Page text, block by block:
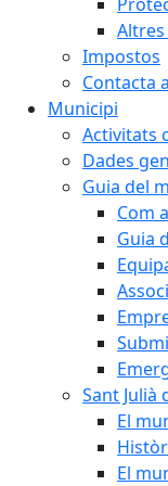
Impostos
Contacta
Municipi
Activitats
Dades
Guia del
Com
Guia
Sant Julià
El
El